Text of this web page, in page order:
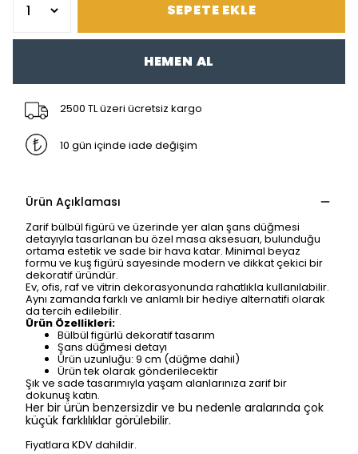
SEPETE EKLE
HEMEN AL
2500 TL üzeri ücretsiz kargo
10 gün içinde iade değişim
Ürün Açıklaması
Zarif bülbül figürü ve üzerinde yer alan şans düğmesi
detayıyla tasarlanan bu özel masa aksesuarı, bulunduğu
ortama estetik ve sade bir hava katar. Minimal beyaz
formu ve kuş figürü sayesinde modern ve dikkat çekici bir
dekoratif üründür.
Ev, ofis, raf ve vitrin dekorasyonunda rahatlıkla kullanılabilir.
Aynı zamanda farklı ve anlamlı bir hediye alternatifi olarak
da tercih edilebilir.
Ürün Özellikleri:
Bülbül figürlü dekoratif tasarım
Şans düğmesi detayı
Ürün uzunluğu: 9 cm (düğme dahil)
Ürün tek olarak gönderilecektir
Şık ve sade tasarımıyla yaşam alanlarınıza zarif bir
dokunuş katın.
Her bir ürün benzersizdir ve bu nedenle aralarında çok
küçük farklılıklar görülebilir.
Fiyatlara KDV dahildir.